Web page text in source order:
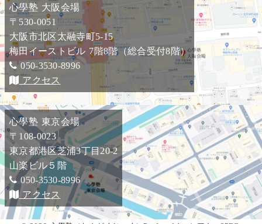
心學塾 大阪会場
〒530-0051
大阪市北区太融寺町5-15
梅田イーストビル 7階8階（総合受付8階）
050-3530-8996
アクセス
心學塾 東京会場
〒108-0023
東京都港区芝浦3丁目20-2
山楽ビル５階
050-3530-8996
アクセス